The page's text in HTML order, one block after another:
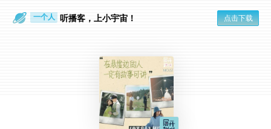
一个人
听播客，上小宇宙！ 点击下载